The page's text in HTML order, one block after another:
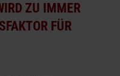
ZU IMMER
FÜR